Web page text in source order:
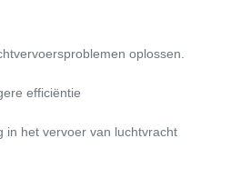
oplossen.
efficiëntie
in het vervoer van luchtvracht